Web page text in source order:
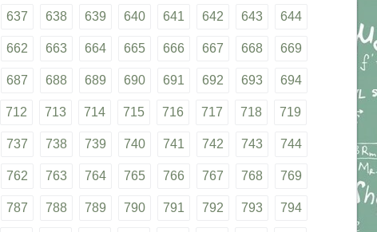
637 638 639 640 641 642 643 644
662 663 664 665 666 667 668 669
687 688 689 690 691 692 693 694
712 713 714 715 716 717 718 719
737 738 739 740 741 742 743 744
762 763 764 765 766 767 768 769
787 788 789 790 791 792 793 794